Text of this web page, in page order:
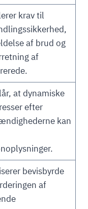
krav til
af brud og
af
at dynamiske
efter
kan
bevisbyrde
af